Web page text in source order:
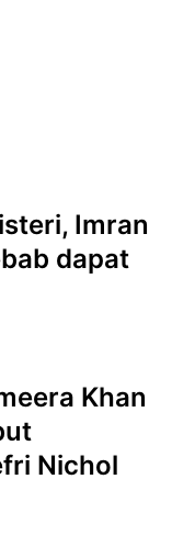
Imran
dapat
Khan
Nichol